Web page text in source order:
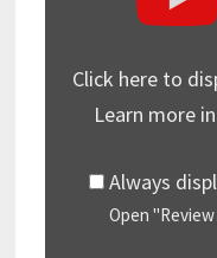
THULEClick here to
Learn more
Always
Open